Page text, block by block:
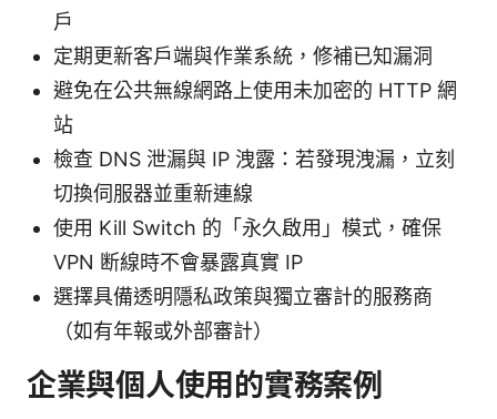
戶
定期更新客戶端與作業系統，修補已知漏洞
避免在公共無線網路上使用未加密的 HTTP 網
站
檢查 DNS 泄漏與 IP 洩露：若發現洩漏，立刻
切換伺服器並重新連線
使用 Kill Switch 的「永久啟用」模式，確保
VPN 断線時不會暴露真實 IP
選擇具備透明隱私政策與獨立審計的服務商
（如有年報或外部審計）
企業與個人使用的實務案例